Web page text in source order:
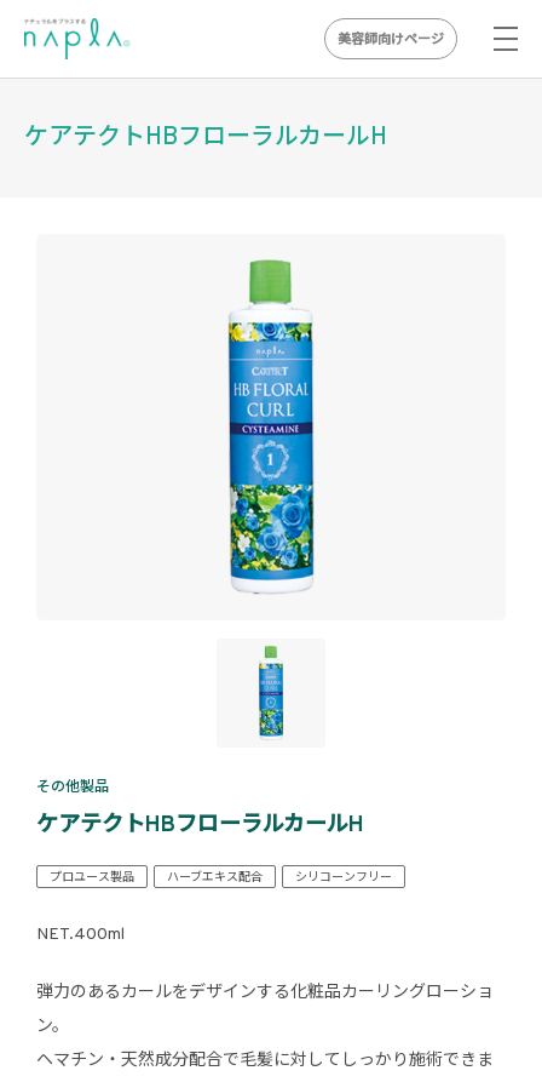
美容師向けページ
ケアテクトHBフローラルカールH
その他製品
ケアテクトHBフローラルカールH
プロユース製品 ハーブエキス配合 シリコーンフリー
NET.400ml
弾力のあるカールをデザインする化粧品カーリングローショ
ン。
ヘマチン・天然成分配合で毛髪に対してしっかり施術できま